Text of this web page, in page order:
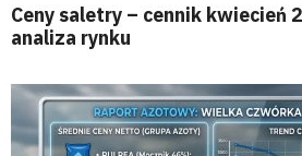
Ceny saletry – cennik kwiecień
analiza rynku